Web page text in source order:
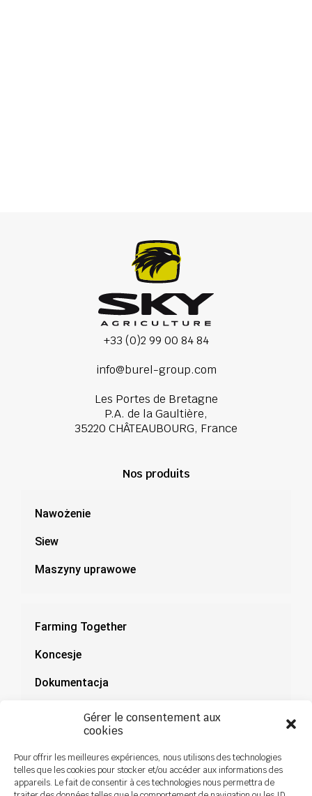
Gérer le consentement aux
cookies
Pour offrir les meilleures expériences, nous utilisons des technologies
telles que les cookies pour stocker et/ou accéder aux informations des
appareils. Le fait de consentir à ces technologies nous permettra de
+33 (0)2 99 00 84 84
info@burel-group.com
Les Portes de Bretagne
P.A. de la Gaultière,
35220 CHÂTEAUBOURG, France
Nos produits
Nawożenie
Siew
Maszyny uprawowe
Farming Together
Koncesje
Dokumentacja
Aktualności